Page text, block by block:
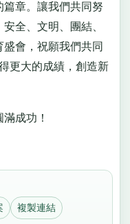
章。讓我們共同努
全、文明、團結、
會，祝願我們共同
更大的成績，創造新
成功！
複製連結